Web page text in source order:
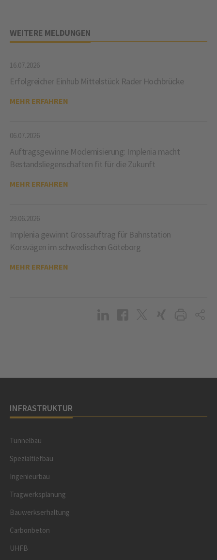
WEITERE MELDUNGEN
16.07.2026
Erfolgreicher Einhub Mittelstück Rader Hochbrücke
MEHR ERFAHREN
06.07.2026
Auftragsgewinne Modernisierung: Implenia macht
Bestandsliegenschaften fit für die Zukunft
MEHR ERFAHREN
29.06.2026
Implenia gewinnt Grossauftrag für Bahnstation
Korsvägen im schwedischen Göteborg
MEHR ERFAHREN
INFRASTRUKTUR
Tunnelbau
Spezialtiefbau
Ingenieurbau
Tragwerksplanung
Bauwerkserhaltung
Carbonbeton
UHFB